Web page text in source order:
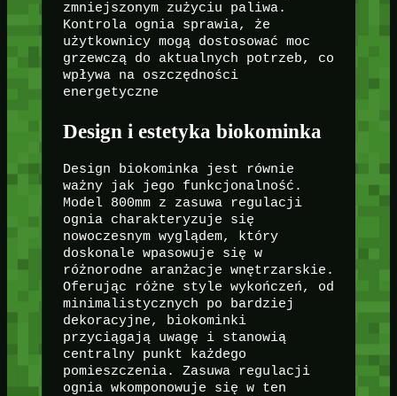
zmniejszonym zużyciu paliwa.
Kontrola ognia sprawia, że
użytkownicy mogą dostosować moc
grzewczą do aktualnych potrzeb, co
wpływa na oszczędności
energetyczne
Design i estetyka biokominka
Design biokominka jest równie
ważny jak jego funkcjonalność.
Model 800mm z zasuwa regulacji
ognia charakteryzuje się
nowoczesnym wyglądem, który
doskonale wpasowuje się w
różnorodne aranżacje wnętrzarskie.
Oferując różne style wykończeń, od
minimalistycznych po bardziej
dekoracyjne, biokominki
przyciągają uwagę i stanowią
centralny punkt każdego
pomieszczenia. Zasuwa regulacji
ognia wkomponowuje się w ten